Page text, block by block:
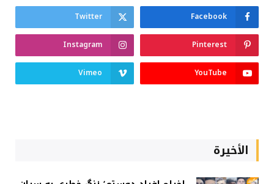
Facebook
Twitter
Pinterest
Instagram
YouTube
Vimeo
الأخيرة